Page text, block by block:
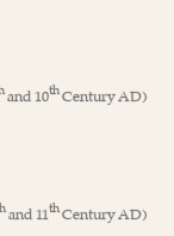
and 10thCentury AD)
and 11thCentury AD)